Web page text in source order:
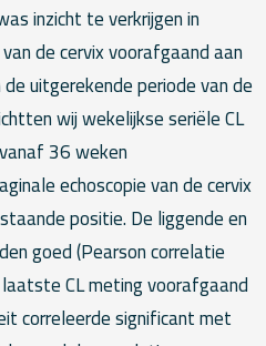
inzicht te verkrijgen in
de cervix voorafgaand aan
uitgerekende periode van de
wij wekelijkse seriële CL
36 weken
echoscopie van de cervix
positie. De liggende en
goed (Pearson correlatie
CL meting voorafgaand
correleerde significant met